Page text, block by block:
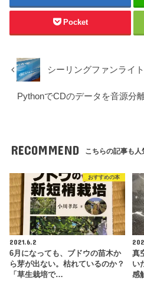
Pocket
シーリングファンライ
PythonでCDのデータを音源分
RECOMMEND こちらの記事も人
おすすめの本
2021.6.2
6月になっても、ブドウの苗木か
ら芽が出ない。枯れているのか？
「草生栽培で…
真
い
感